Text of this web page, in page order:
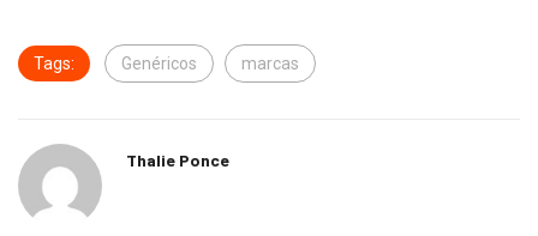
Tags: Genéricos marcas
Thalie Ponce